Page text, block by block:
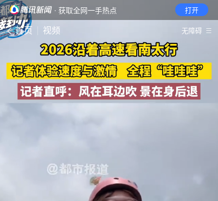
· 获取全网一手热点 打开
首页 视频 无障碍